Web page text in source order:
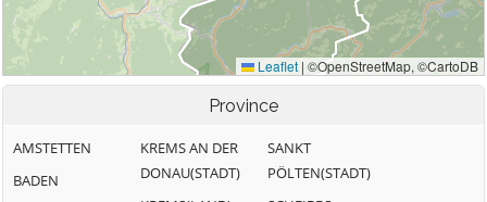
Province
AMSTETTEN
BADEN
KREMS AN DER
DONAU(STADT)
SANKT
PÖLTEN(STADT)